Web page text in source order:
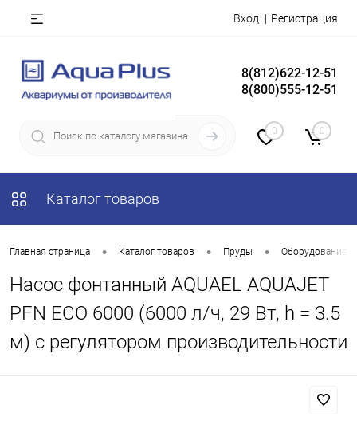
Вход Регистрация
8(812)622-12-51
8(800)555-12-51
0 0
Каталог товаров
Главная страница • Каталог товаров • Пруды • Оборудование
Насос фонтанный AQUAEL AQUAJET
PFN ECO 6000 (6000 л/ч, 29 Вт, h = 3.5
м) с регулятором производительности